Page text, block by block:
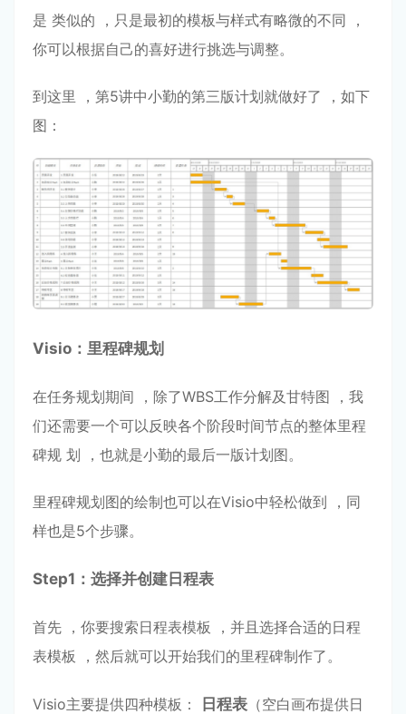
是 类似的 ，只是最初的模板与样式有略微的不同 ，
你可以根据⾃⼰的喜好进⾏挑选与调整。
到这⾥ ，第5讲中⼩勤的第三版计划就做好了 ，如下
图：
Visio：⾥程碑规划
在任务规划期间 ，除了WBS⼯作分解及⽢特图 ，我
们还需要⼀个可以反映各个阶段时间节点的整体⾥程
碑规 划 ，也就是⼩勤的最后⼀版计划图。
⾥程碑规划图的绘制也可以在Visio中轻松做到 ，同
样也是5个步骤。
Step1：选择并创建⽇程表
⾸先 ，你要搜索⽇程表模板 ，并且选择合适的⽇程
表模板 ，然后就可以开始我们的⾥程碑制作了。
Visio主要提供四种模板： ⽇程表 （空⽩画布提供⽇